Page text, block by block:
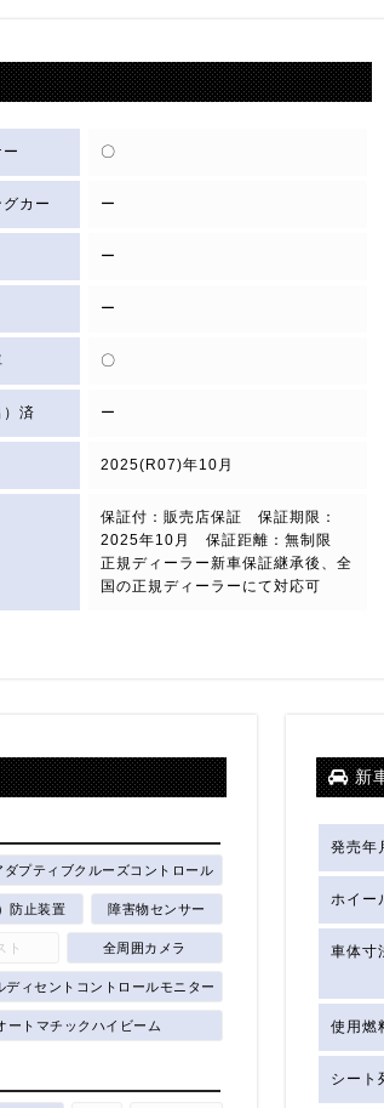
〇
カー ー
ー
ー
〇
済 ー
2025(R07)年10月
保証付：販売店保証 保証期限：
2025年10月 保証距離：無制限
正規ディーラー新車保証継承後、全
国の正規ディーラーにて対応可
プティブクルーズコントロール
防止装置 障害物センサー
ト 全周囲カメラ
ディセントコントロールモニター
ートマチックハイビーム
新
発売年
ホイー
車体寸
使用燃
シート